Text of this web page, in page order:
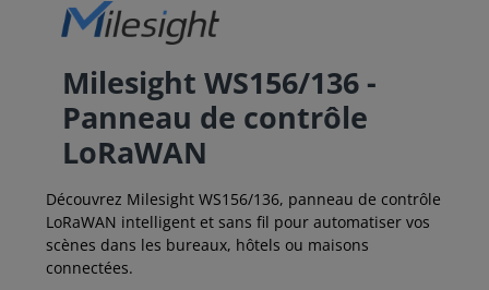
Milesight WS156/136 -
Panneau de contrôle
LoRaWAN
Découvrez Milesight WS156/136, panneau de contrôle
LoRaWAN intelligent et sans fil pour automatiser vos
scènes dans les bureaux, hôtels ou maisons
connectées.